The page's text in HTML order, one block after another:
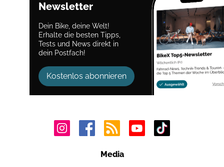
Newsletter
Dein Bike, deine Welt!
Erhalte die besten Tipps,
Tests und News direkt in
dein Postfach!
Kostenlos abonnieren
Media